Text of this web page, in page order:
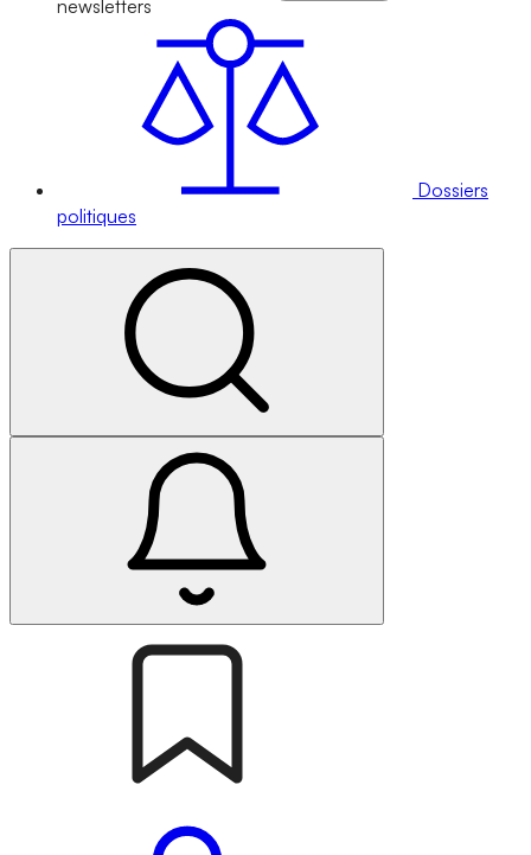
newsletters
Dossiers
politiques